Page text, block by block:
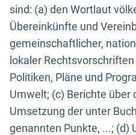
sind: (a) den Wortlaut
Übereinkünfte und
gemeinschaftlicher,
lokaler
Politiken, Pläne und
Umwelt; (c) Berichte über
Umsetzung der unter
genannten Punkte, ...;